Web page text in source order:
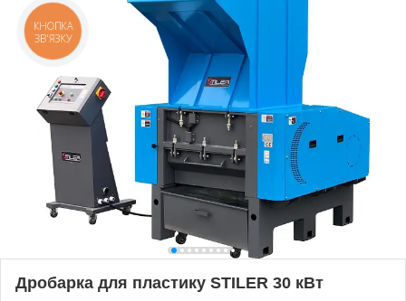
Дробарка для пластику STILER 30 кВт
КНОПКА
ЗВ'ЯЗКУ